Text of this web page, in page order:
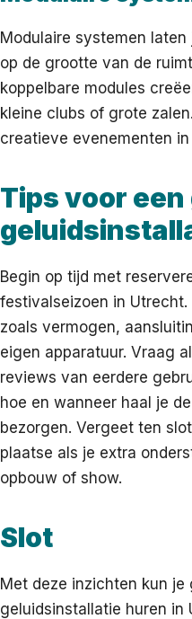
Modulaire systemen
op de grootte van de
koppelbare modules
kleine clubs of grote
creatieve evenementen
Tips voor
Begin op tijd met
festivalseizoen in
zoals vermogen,
eigen apparatuur. Vraag
reviews van eerdere
hoe en wanneer haal je
bezorgen. Vergeet ten
plaatse als je extra
opbouw of show.
Slot
Met deze inzichten kun je
geluidsinstallatie huren